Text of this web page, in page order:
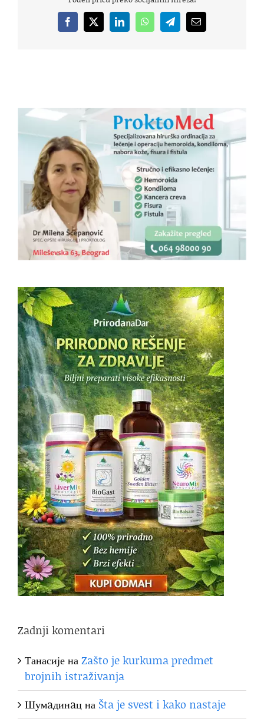
Facebook
X LinkedInWhatsAppTelegramEmail
Zadnji komentari
ТанасијенаZašto je kurkuma predmet
brojnih istraživanja
Шумaдинaцна Šta je svest i kako nastaje